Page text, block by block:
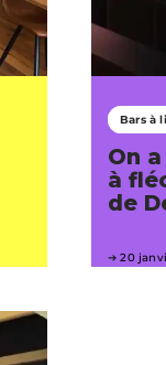
Bars à
On
à
de
20